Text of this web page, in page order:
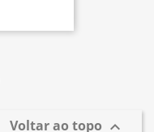
Voltar ao topo 